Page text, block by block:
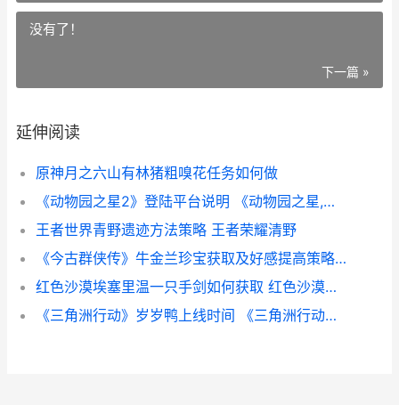
没有了！
下一篇 »
延伸阅读
原神月之六山有林猪粗嗅花任务如何做
《动物园之星2》登陆平台说明 《动物园之星,》辉哥
王者世界青野遗迹方法策略 王者荣耀清野
《今古群侠传》牛金兰珍宝获取及好感提高策略 今古群侠传银秋雨怎么招募
红色沙漠埃塞里温一只手剑如何获取 红色沙漠埃塞里温钢铁鳞片多久刷新
《三角洲行动》岁岁鸭上线时间 《三角洲行动》GTI